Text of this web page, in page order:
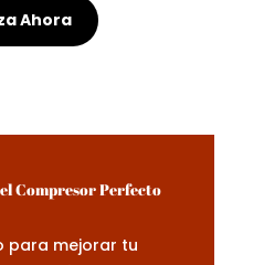
Ahora
Compresor Perfecto
para mejorar tu